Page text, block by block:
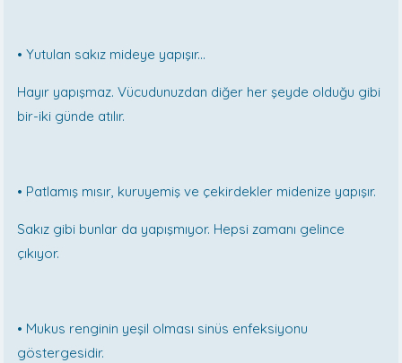
• Yutulan sakız mideye yapışır...
Hayır yapışmaz. Vücudunuzdan diğer her şeyde olduğu gibi
bir-iki günde atılır.
• Patlamış mısır, kuruyemiş ve çekirdekler midenize yapışır.
Sakız gibi bunlar da yapışmıyor. Hepsi zamanı gelince
çıkıyor.
• Mukus renginin yeşil olması sinüs enfeksiyonu
göstergesidir.